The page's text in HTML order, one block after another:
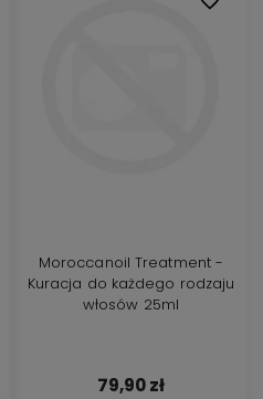
Moroccanoil Treatment -
Kuracja do każdego rodzaju
włosów 25ml
79,90 zł